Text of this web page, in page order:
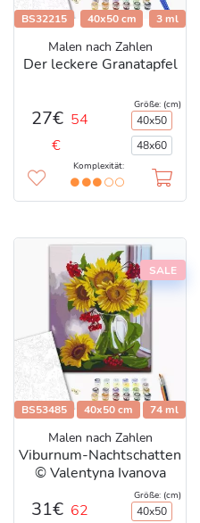
BS32215 40x50 cm 3 ml
Malen nach Zahlen
Der leckere Granatapfel
27€ 54
€
Größe: (cm)
40x50
48x60
Komplexität:
SALE
BS53485 40x50 cm 74 ml
Malen nach Zahlen
Viburnum-Nachtschatten
© Valentyna Ivanova
31€ 62
Größe: (cm)
40x50